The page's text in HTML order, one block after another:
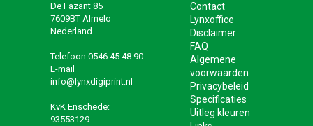
De Fazant 85
7609BT Almelo
Nederland
Telefoon 0546 45 48 90
E-mail
info@lynxdigiprint.nl
KvK Enschede:
93553129
Contact
Lynxoffice
Disclaimer
FAQ
Algemene
voorwaarden
Privacybeleid
Specificaties
Uitleg kleuren